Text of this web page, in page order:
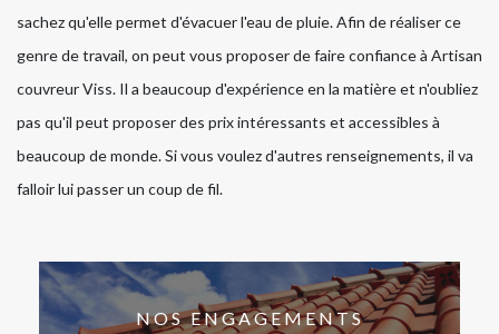
sachez qu'elle permet d'évacuer l'eau de pluie. Afin de réaliser ce
genre de travail, on peut vous proposer de faire confiance à Artisan
couvreur Viss. Il a beaucoup d'expérience en la matière et n'oubliez
pas qu'il peut proposer des prix intéressants et accessibles à
beaucoup de monde. Si vous voulez d'autres renseignements, il va
falloir lui passer un coup de fil.
NOS ENGAGEMENTS